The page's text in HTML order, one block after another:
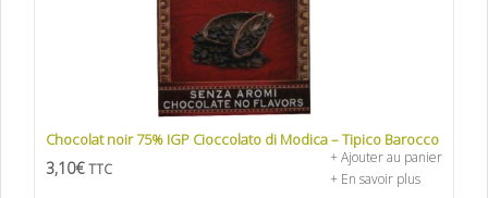
Chocolat noir 75% IGP Cioccolato di Modica – Tipico Barocco
3,10€ TTC
+ Ajouter au panier
+ En savoir plus